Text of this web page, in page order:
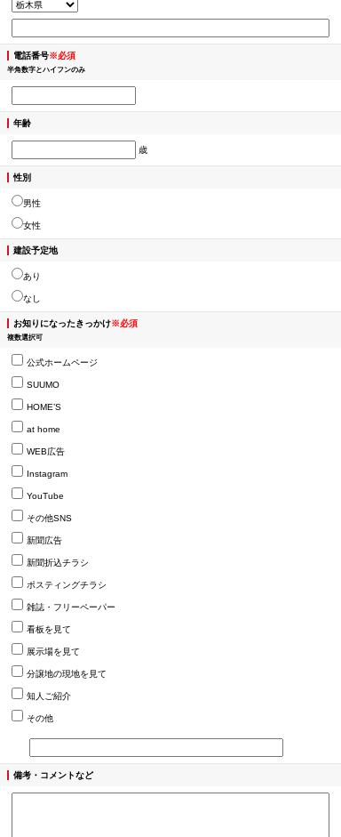
電話番号※必須
半角数字とハイフンのみ
年齢
歳
性別
男性
女性
建設予定地
あり
なし
お知りになったきっかけ※必須
複数選択可
公式ホームページ
SUUMO
HOME’S
at home
WEB広告
Instagram
YouTube
その他SNS
新聞広告
新聞折込チラシ
ポスティングチラシ
雑誌・フリーペーパー
看板を見て
展示場を見て
分譲地の現地を見て
知人ご紹介
その他
備考・コメントなど